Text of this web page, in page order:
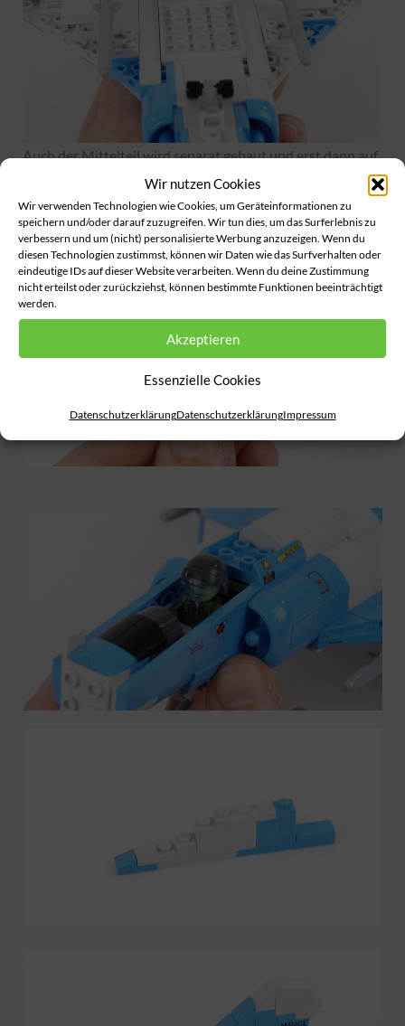
Wir nutzen Cookies
Wir verwenden Technologien wie Cookies, um Geräteinformationen zu
speichern und/oder darauf zuzugreifen. Wir tun dies, um das Surferlebnis zu
verbessern und um (nicht) personalisierte Werbung anzuzeigen. Wenn du
diesen Technologien zustimmst, können wir Daten wie das Surfverhalten oder
eindeutige IDs auf dieser Website verarbeiten. Wenn du deine Zustimmung
nicht erteilst oder zurückziehst, können bestimmte Funktionen beeinträchtigt
werden.
Akzeptieren
Essenzielle Cookies
DatenschutzerklärungDatenschutzerklärungImpressum
Auch der Mittelteil wird separat gebaut und erst dann auf
die Flügel gesteckt. Das Fahrwerk ähnelt dem der meisten
anderen Flugzeuge, ist allerdings nicht so stabil und rastet
auch nicht ein.